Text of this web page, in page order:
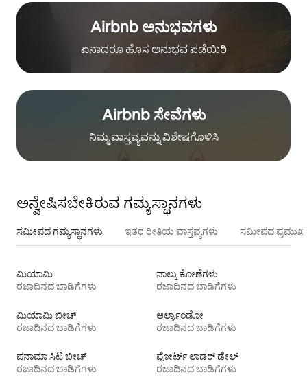
Airbnb ಅನುಭವಗಳು
ಏನಾದರೂ ಹೊಸ ಅನುಭವ ಪಡೆಯಿರಿ
Airbnb ಸೇವೆಗಳು
ನಿಮ್ಮ ವಾಸ್ತವ್ಯವನ್ನು ವಿಶೇಷಗೊಳಿಸಿ
ಅನ್ವೇಷಿಸಬೇಕಿರುವ ಗಮ್ಯಸ್ಥಾನಗಳು
ಸಮೀಪದ ಗಮ್ಯಸ್ಥಾನಗಳು ಇತರ ರೀತಿಯ ವಾಸ್ತವ್ಯಗಳು ಸಮೀಪದ ಪ್ರಮುಖ
ಮಿಯಾಮಿ
ರಜಾದಿನದ ಬಾಡಿಗೆಗಳು
ನಾಲ್ಕು ಕೋಣೆಗಳು
ರಜಾದಿನದ ಬಾಡಿಗೆಗಳು
ಮಿಯಾಮಿ ಬೀಚ್
ರಜಾದಿನದ ಬಾಡಿಗೆಗಳು
ಆರ್ಲ್ಯಾಂಡೋ
ರಜಾದಿನದ ಬಾಡಿಗೆಗಳು
ಪನಾಮಾ ಸಿಟಿ ಬೀಚ್
ರಜಾದಿನದ ಬಾಡಿಗೆಗಳು
ಫೋರ್ಟ್ ಲಾಡರ್ ಡೇಲ್
ರಜಾದಿನದ ಬಾಡಿಗೆಗಳು